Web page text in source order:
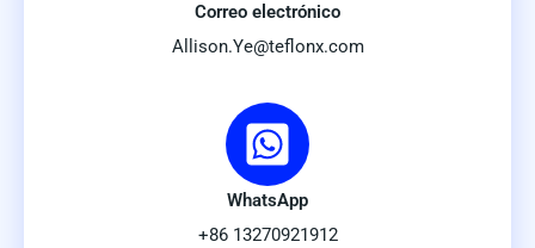
Correo electrónico
Allison.Ye@teflonx.com
WhatsApp
+86 13270921912